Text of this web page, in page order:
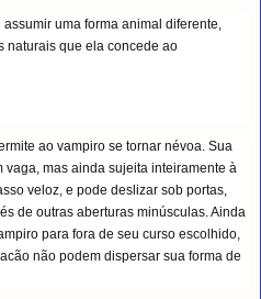
uma forma animal diferente,
naturais que ela concede ao
ao vampiro se tornar névoa. Sua
mas ainda sujeita inteiramente à
veloz, e pode deslizar sob portas,
de outras aberturas minúsculas. Ainda
para fora de seu curso escolhido,
não podem dispersar sua forma de